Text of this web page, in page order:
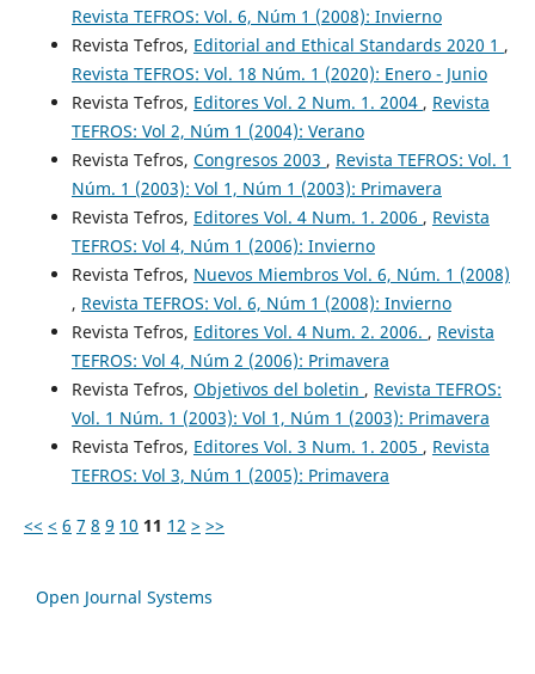
Revista TEFROS: Vol. 6, Núm 1 (2008): Invierno
Revista Tefros, Editorial and Ethical Standards 2020 1 ,
Revista TEFROS: Vol. 18 Núm. 1 (2020): Enero - Junio
Revista Tefros, Editores Vol. 2 Num. 1. 2004 , Revista
TEFROS: Vol 2, Núm 1 (2004): Verano
Revista Tefros, Congresos 2003 , Revista TEFROS: Vol. 1
Núm. 1 (2003): Vol 1, Núm 1 (2003): Primavera
Revista Tefros, Editores Vol. 4 Num. 1. 2006 , Revista
TEFROS: Vol 4, Núm 1 (2006): Invierno
Revista Tefros, Nuevos Miembros Vol. 6, Núm. 1 (2008)
, Revista TEFROS: Vol. 6, Núm 1 (2008): Invierno
Revista Tefros, Editores Vol. 4 Num. 2. 2006. , Revista
TEFROS: Vol 4, Núm 2 (2006): Primavera
Revista Tefros, Objetivos del boletin , Revista TEFROS:
Vol. 1 Núm. 1 (2003): Vol 1, Núm 1 (2003): Primavera
Revista Tefros, Editores Vol. 3 Num. 1. 2005 , Revista
TEFROS: Vol 3, Núm 1 (2005): Primavera
<< < 6 7 8 9 10 11 12 > >>
Open Journal Systems